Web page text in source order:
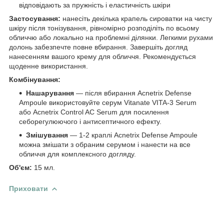
відповідають за пружність і еластичність шкіри
Застосування: нанесіть декілька крапель сироватки на чисту
шкіру після тонізування, рівномірно розподіліть по всьому
обличчю або локально на проблемні ділянки. Легкими рухами
долонь забезпечте повне вбирання. Завершіть догляд
нанесенням вашого крему для обличчя. Рекомендується
щоденне використання.
Комбінування:
Нашарування — після вбирання Acnetrix Defense
Ampoule використовуйте серум Vitanate VITA-3 Serum
або Acnetrix Control AC Serum для посилення
себорегулюючого і антисептичного ефекту.
Змішування — 1-2 краплі Acnetrix Defense Ampoule
можна змішати з обраним серумом і нанести на все
обличчя для комплексного догляду.
Об'єм: 15 мл.
Приховати